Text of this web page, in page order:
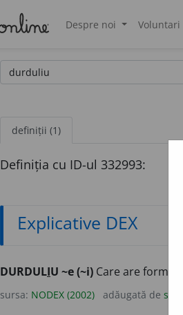
Despre noi Voluntari
definiții (1)
Definiția cu ID-ul 332993:
Explicative DEX
DURDULIU ~e (~i) Care are forme
sursa: NODEX (2002) adăugată de